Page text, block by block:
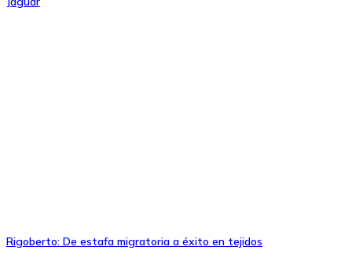
Rigoberto: De estafa migratoria a éxito en tejidos